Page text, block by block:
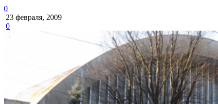
0
23 февраля, 2009
0